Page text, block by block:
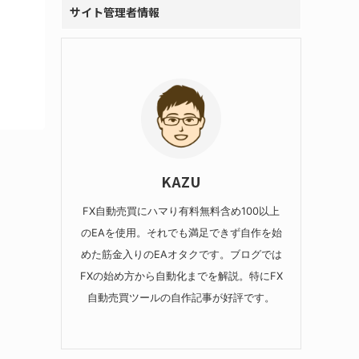
サイト管理者情報
KAZU
FX自動売買にハマり有料無料含め100以上
のEAを使用。それでも満足できず自作を始
めた筋金入りのEAオタクです。ブログでは
FXの始め方から自動化までを解説。特にFX
自動売買ツールの自作記事が好評です。